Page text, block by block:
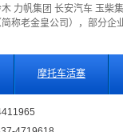
木 力帆集团 长安汽车 玉柴
老金皇公司），部分企
摩托车活塞